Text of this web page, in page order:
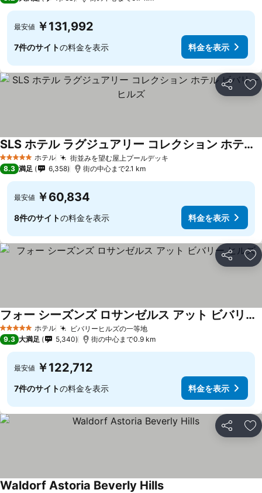
最安値 ￥131,992
7件のサイトの料金を表示 料金を表示
シェア お
5 ホテルのランク
ホテル 街並みを望む屋上プールデッキ
SLS ホテル ラグジュアリー コレクション ホテル ビバリー ヒルズ
8.3 満足 6,358 街の中心まで2.1 km
最安値 ￥60,834
8件のサイトの料金を表示 料金を表示
シェア お
5 ホテルのランク
ホテル ビバリーヒルズの一等地
フォー シーズンズ ロサンゼルス アット ビバリー ヒルズ
9.3 大満足 5,340 街の中心まで0.9 km
最安値 ￥122,712
7件のサイトの料金を表示 料金を表示
シェア お
Waldorf Astoria Beverly Hills